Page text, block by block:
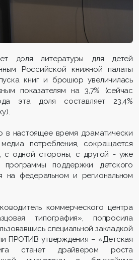
доля литературы для детей
Российской книжной палаты
книг и брошюр увеличилась
показателям на 3,7% (сейчас
эта доля составляет 23,4%
в настоящее время драматически
потребления, сокращается
с одной стороны, с другой - уже
поддержки детского
на федеральном и региональном
коммерческого центра
типография», попросила
специальной закладкой
ПРОТИВ утверждения – «Детская
станет драйвером роста